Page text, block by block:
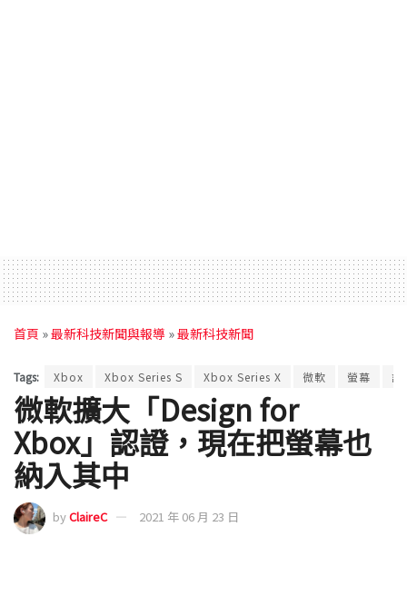
首頁 »最新科技新聞與報導 »最新科技新聞
Tags: Xbox Xbox Series S Xbox Series X 微軟 螢幕 認
微軟擴大「Design for
Xbox」認證，現在把螢幕也
納入其中
byClaireC 2021 年 06 月 23 日